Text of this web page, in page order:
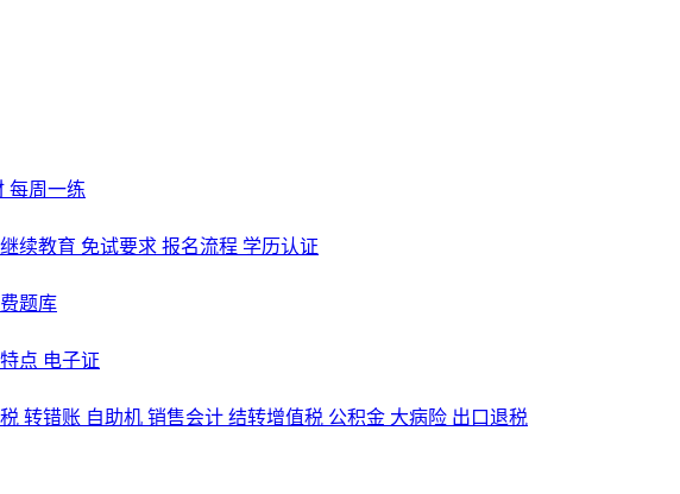
每周一练
继续教育 免试要求 报名流程 学历认证
题库
点 电子证
转错账 自助机 销售会计 结转增值税 公积金 大病险 出口退税